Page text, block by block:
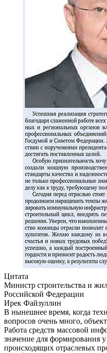
Цитата
Министр строительства и
Российской Федерации
Ирек Файзуллин
В нынешнее время, когда
вопросов очень много,
Работа средств массовой
значение для формирования
происходящих отраслевых